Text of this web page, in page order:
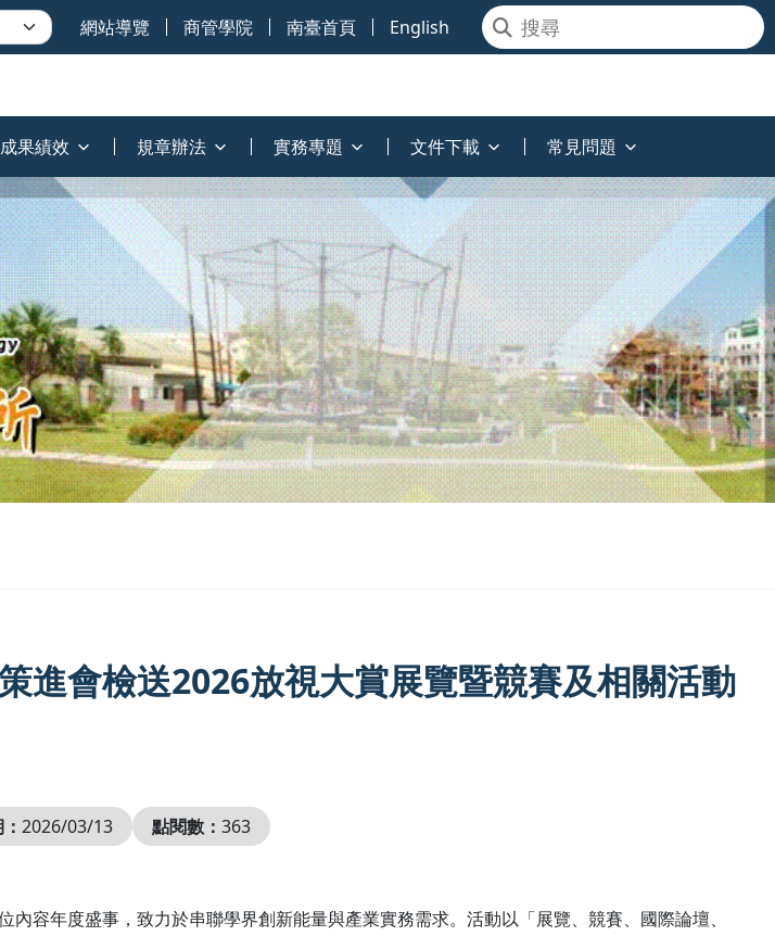
網站導覽 商管學院 南臺首頁 English
成果績效 規章辦法 實務專題 文件下載 常見問題
進會檢送2026放視大賞展覽暨競賽及相關活動
2026/03/13 點閱數： 363
內容年度盛事，致力於串聯學界創新能量與產業實務需求。活動以「展覽、競賽、國際論壇、